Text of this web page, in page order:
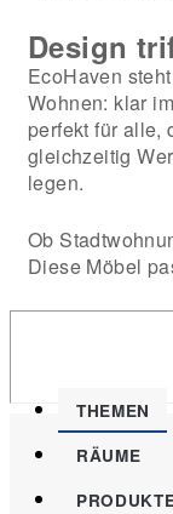
Design
EcoHaven
Wohnen: klar
perfekt für alle,
gleichzeitig
legen.
Ob
Diese Möbel
THEMEN
RÄUME